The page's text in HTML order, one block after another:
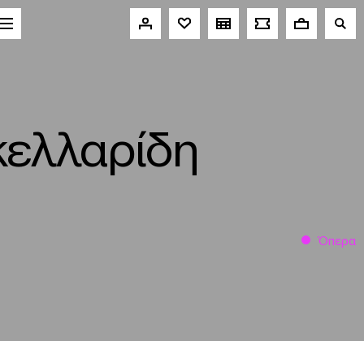
Όπερα